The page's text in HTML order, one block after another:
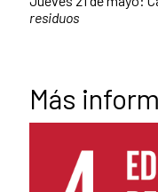
residuos
Más